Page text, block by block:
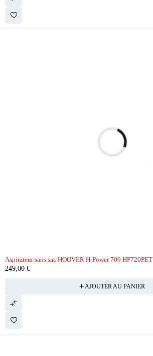
Aspirateur sans sac HOOVER H-Power 700 HP720PET
249,00 €
AJOUTER AU PANIER